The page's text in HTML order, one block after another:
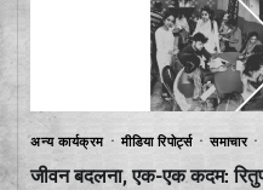
अन्य कार्यक्रम मीडिया रिपोर्ट्स समाचार
जीवन बदलना, एक-एक कदम: